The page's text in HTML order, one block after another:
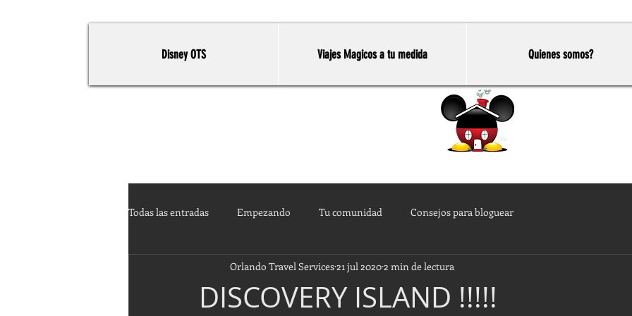
Disney OTS Viajes Magicos a tu medida Quienes somos?
Todas las entradas Empezando Tu comunidad Consejos para bloguear
DISCOVERY ISLAND !!!!!
Orlando Travel Services 21 jul 2020 2 min de lectura